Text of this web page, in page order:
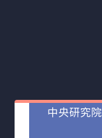
中央研究